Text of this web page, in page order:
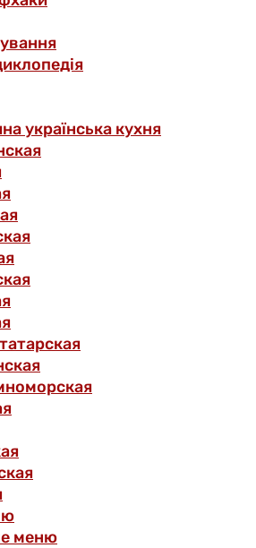
українська кухня
меню